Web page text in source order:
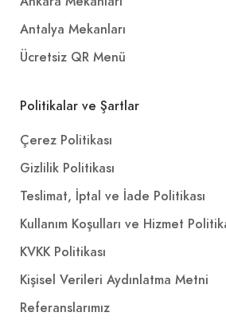
Antalya Mekanları
Ücretsiz QR Menü
Politikalar ve Şartlar
Çerez Politikası
Gizlilik Politikası
Teslimat, İptal ve İade Politikası
Kullanım Koşulları ve Hizmet
KVKK Politikası
Kişisel Verileri Aydınlatma Metni
Referanslarımız